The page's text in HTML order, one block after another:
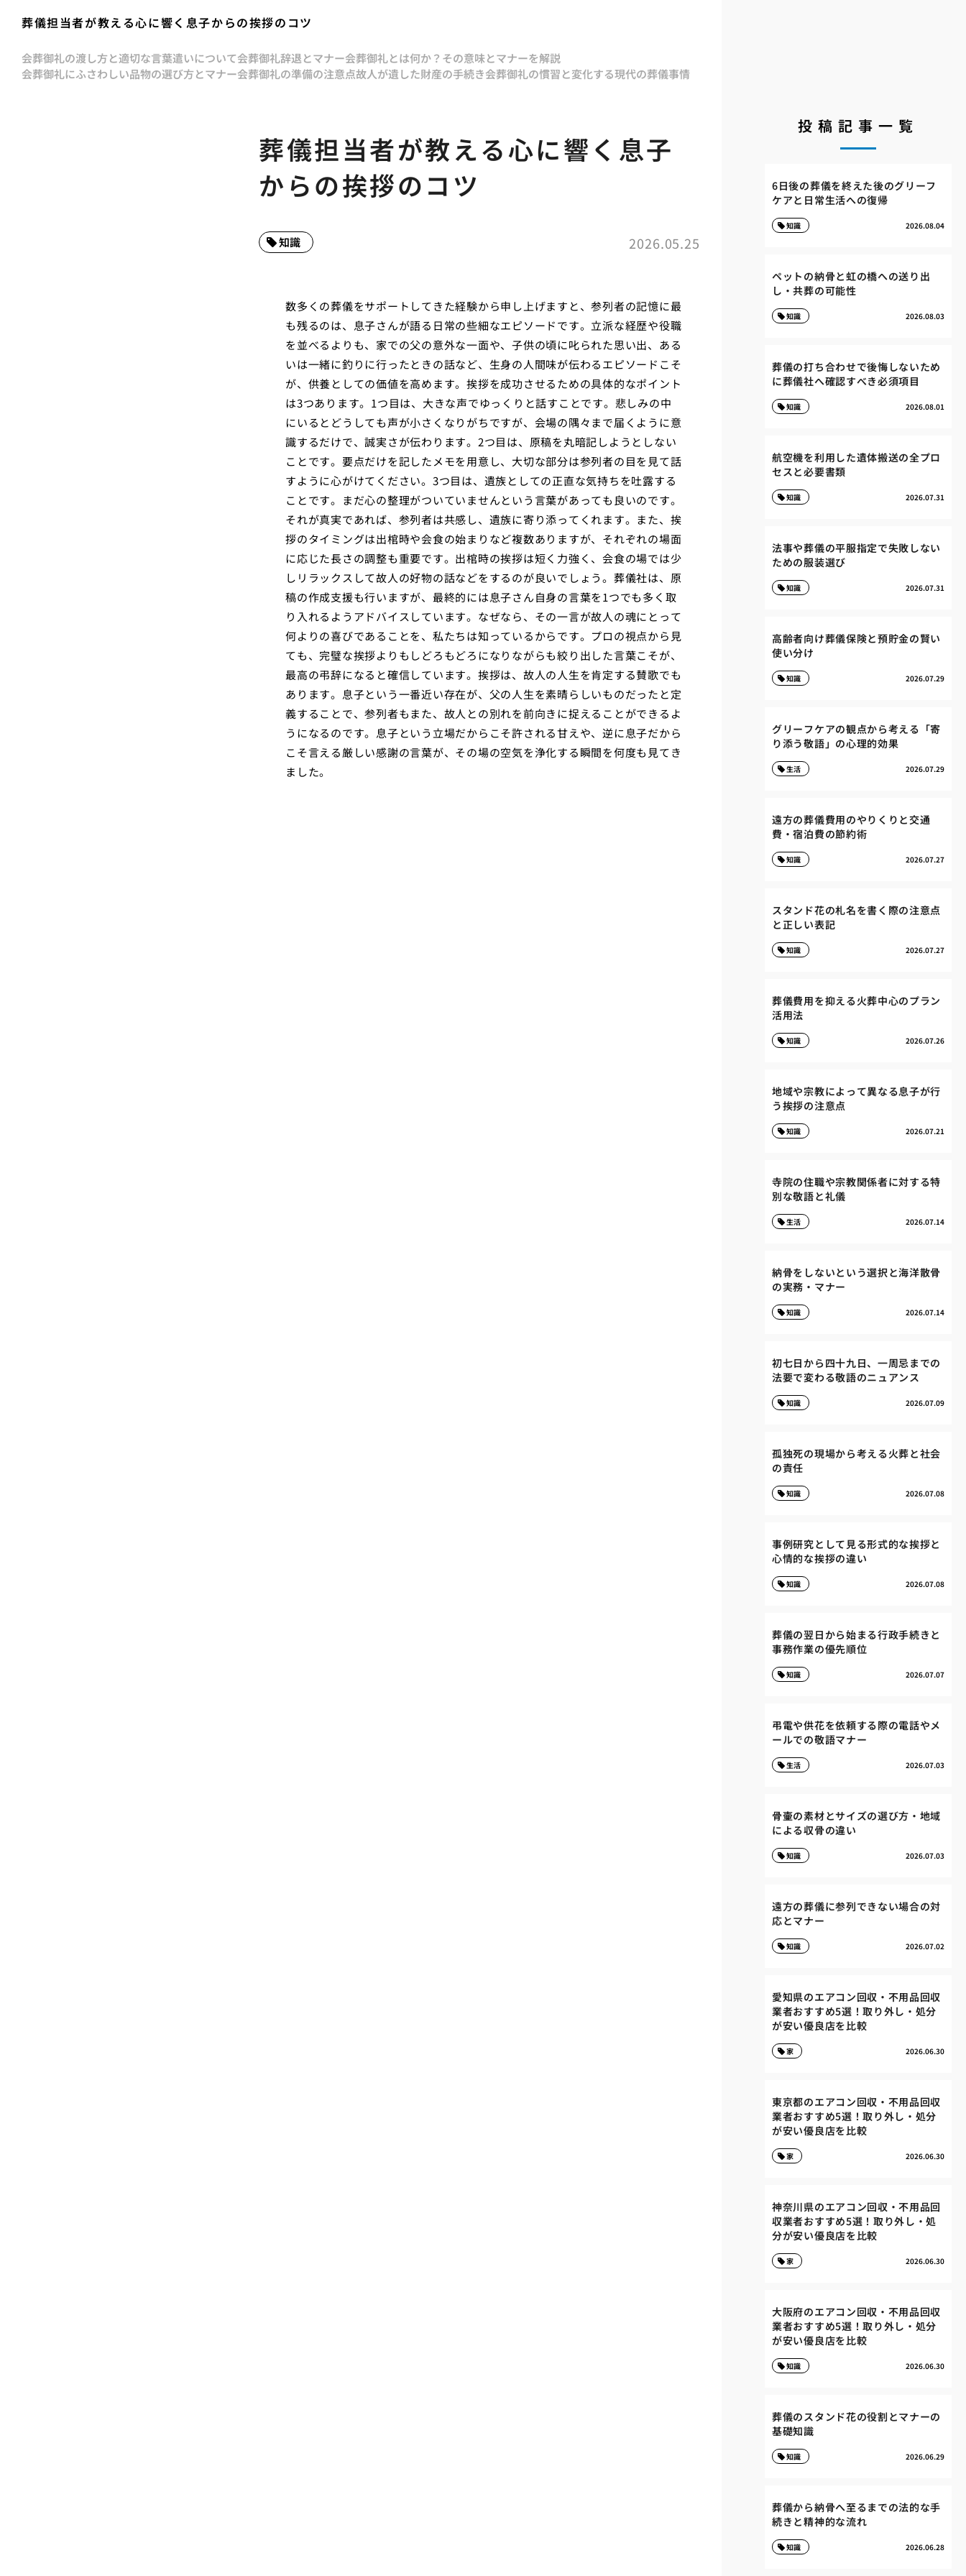
葬儀担当者が教える心に響く息子からの挨拶のコツ
会葬御礼の渡し方と適切な言葉遣いについて会葬御礼辞退とマナー会葬御礼とは何か？その意味とマナーを解説
会葬御礼にふさわしい品物の選び方とマナー会葬御礼の準備の注意点故人が遺した財産の手続き会葬御礼の慣習と変化する現代の葬儀事情
葬儀担当者が教える心に響く息子
からの挨拶のコツ
2026.05.25
知識
数多くの葬儀をサポートしてきた経験から申し上げますと、参列者の記憶に最
も残るのは、息子さんが語る日常の些細なエピソードです。立派な経歴や役職
を並べるよりも、家での父の意外な一面や、子供の頃に叱られた思い出、ある
いは一緒に釣りに行ったときの話など、生身の人間味が伝わるエピソードこそ
が、供養としての価値を高めます。挨拶を成功させるための具体的なポイント
は3つあります。1つ目は、大きな声でゆっくりと話すことです。悲しみの中
にいるとどうしても声が小さくなりがちですが、会場の隅々まで届くように意
識するだけで、誠実さが伝わります。2つ目は、原稿を丸暗記しようとしない
ことです。要点だけを記したメモを用意し、大切な部分は参列者の目を見て話
すように心がけてください。3つ目は、遺族としての正直な気持ちを吐露する
ことです。まだ心の整理がついていませんという言葉があっても良いのです。
それが真実であれば、参列者は共感し、遺族に寄り添ってくれます。また、挨
拶のタイミングは出棺時や会食の始まりなど複数ありますが、それぞれの場面
に応じた長さの調整も重要です。出棺時の挨拶は短く力強く、会食の場では少
しリラックスして故人の好物の話などをするのが良いでしょう。葬儀社は、原
稿の作成支援も行いますが、最終的には息子さん自身の言葉を1つでも多く取
り入れるようアドバイスしています。なぜなら、その一言が故人の魂にとって
何よりの喜びであることを、私たちは知っているからです。プロの視点から見
ても、完璧な挨拶よりもしどろもどろになりながらも絞り出した言葉こそが、
最高の弔辞になると確信しています。挨拶は、故人の人生を肯定する賛歌でも
あります。息子という一番近い存在が、父の人生を素晴らしいものだったと定
義することで、参列者もまた、故人との別れを前向きに捉えることができるよ
うになるのです。息子という立場だからこそ許される甘えや、逆に息子だから
こそ言える厳しい感謝の言葉が、その場の空気を浄化する瞬間を何度も見てき
ました。
投稿記事一覧
6日後の葬儀を終えた後のグリーフ
ケアと日常生活への復帰
2026.08.04
知識
ペットの納骨と虹の橋への送り出
し・共葬の可能性
2026.08.03
知識
葬儀の打ち合わせで後悔しないため
に葬儀社へ確認すべき必須項目
2026.08.01
知識
航空機を利用した遺体搬送の全プロ
セスと必要書類
2026.07.31
知識
法事や葬儀の平服指定で失敗しない
ための服装選び
2026.07.31
知識
高齢者向け葬儀保険と預貯金の賢い
使い分け
2026.07.29
知識
グリーフケアの観点から考える「寄
り添う敬語」の心理的効果
2026.07.29
生活
遠方の葬儀費用のやりくりと交通
費・宿泊費の節約術
2026.07.27
知識
スタンド花の札名を書く際の注意点
と正しい表記
2026.07.27
知識
葬儀費用を抑える火葬中心のプラン
活用法
2026.07.26
知識
地域や宗教によって異なる息子が行
う挨拶の注意点
2026.07.21
知識
寺院の住職や宗教関係者に対する特
別な敬語と礼儀
2026.07.14
生活
納骨をしないという選択と海洋散骨
の実務・マナー
2026.07.14
知識
初七日から四十九日、一周忌までの
法要で変わる敬語のニュアンス
2026.07.09
知識
孤独死の現場から考える火葬と社会
の責任
2026.07.08
知識
事例研究として見る形式的な挨拶と
心情的な挨拶の違い
2026.07.08
知識
葬儀の翌日から始まる行政手続きと
事務作業の優先順位
2026.07.07
知識
弔電や供花を依頼する際の電話やメ
ールでの敬語マナー
2026.07.03
生活
骨壷の素材とサイズの選び方・地域
による収骨の違い
2026.07.03
知識
遠方の葬儀に参列できない場合の対
応とマナー
2026.07.02
知識
愛知県のエアコン回収・不用品回収
業者おすすめ5選！取り外し・処分
が安い優良店を比較
2026.06.30
家
東京都のエアコン回収・不用品回収
業者おすすめ5選！取り外し・処分
が安い優良店を比較
2026.06.30
家
神奈川県のエアコン回収・不用品回
収業者おすすめ5選！取り外し・処
分が安い優良店を比較
2026.06.30
家
大阪府のエアコン回収・不用品回収
業者おすすめ5選！取り外し・処分
が安い優良店を比較
2026.06.30
知識
葬儀のスタンド花の役割とマナーの
基礎知識
2026.06.29
知識
葬儀から納骨へ至るまでの法的な手
続きと精神的な流れ
2026.06.28
知識